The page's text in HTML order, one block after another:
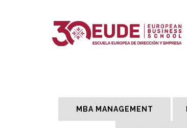
MBA MANAGEMENT